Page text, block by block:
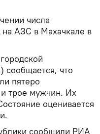
числа
на АЗС в Махачкале в
сообщается, что
пятеро
трое мужчин. Их
оценивается
сообщили РИА